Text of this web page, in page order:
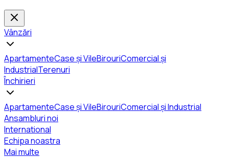
Vânzări
ApartamenteCase și VileBirouriComercial și
IndustrialTerenuri
Închirieri
ApartamenteCase și VileBirouriComercial și Industrial
Ansambluri noi
International
Echipa noastra
Mai multe